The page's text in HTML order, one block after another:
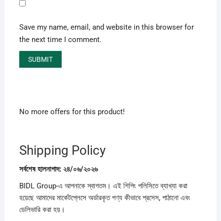
Save my name, email, and website in this browser for
the next time I comment.
No more offers for this product!
Shipping Policy
সর্বশেষহালনাগাদ: ২৪/০৬/২০২৬
BIDL Group-এ আপনাকে স্বাগতম। এই শিপিং পলিসিতে ব্যাখ্যা করা
হয়েছে আমাদের মার্কেটপ্লেসে অর্ডারকৃত পণ্য কীভাবে প্রসেস, পাঠানো এবং
ডেলিভারি করা হয়।